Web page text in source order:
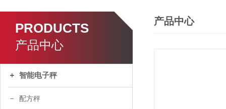
PRODUCTS
产品中心
智能电子秤
配方秤
产品中心